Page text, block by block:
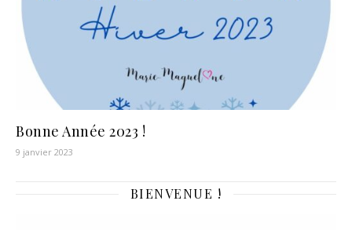
Bonne Année 2023 !
9 janvier 2023
BIENVENUE !